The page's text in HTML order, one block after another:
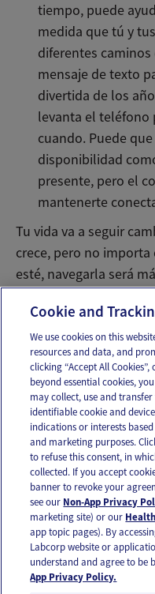
tiempo, puede
medida que tú y
diferentes
mensaje de texto
divertida de los
levanta el teléfono
cuando. Puede
disponibilidad
presente, pero el
mantenerte
Tu vida va a seguir
crece, pero no
esté, navegarla será
Email Text
OUR APPS
FOLLOW US
Cookie and
We use cookies on this
resources and data, and
clicking “Accept All
beyond essential cookies,
may collect, use and
identifiable cookie and
indications or interests
and marketing purposes.
to refuse this consent, in
collected. If you accept
banner to revoke your
see our Non-App Privacy
marketing site) or our
app topic pages). By
Labcorp website or
understand and agree to be
App Privacy Policy.